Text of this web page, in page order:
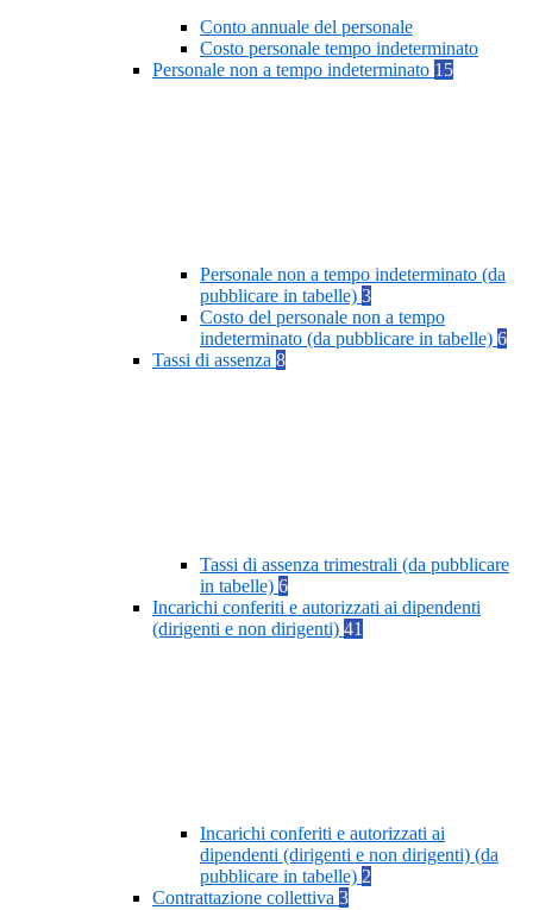
Conto annuale del personale
Costo personale tempo indeterminato
Personale non a tempo indeterminato 15
Personale non a tempo indeterminato (da
pubblicare in tabelle) 3
Costo del personale non a tempo
indeterminato (da pubblicare in tabelle) 6
Tassi di assenza 8
Tassi di assenza trimestrali (da pubblicare
in tabelle) 6
Incarichi conferiti e autorizzati ai dipendenti
(dirigenti e non dirigenti) 41
Incarichi conferiti e autorizzati ai
dipendenti (dirigenti e non dirigenti) (da
pubblicare in tabelle) 2
Contrattazione collettiva 3